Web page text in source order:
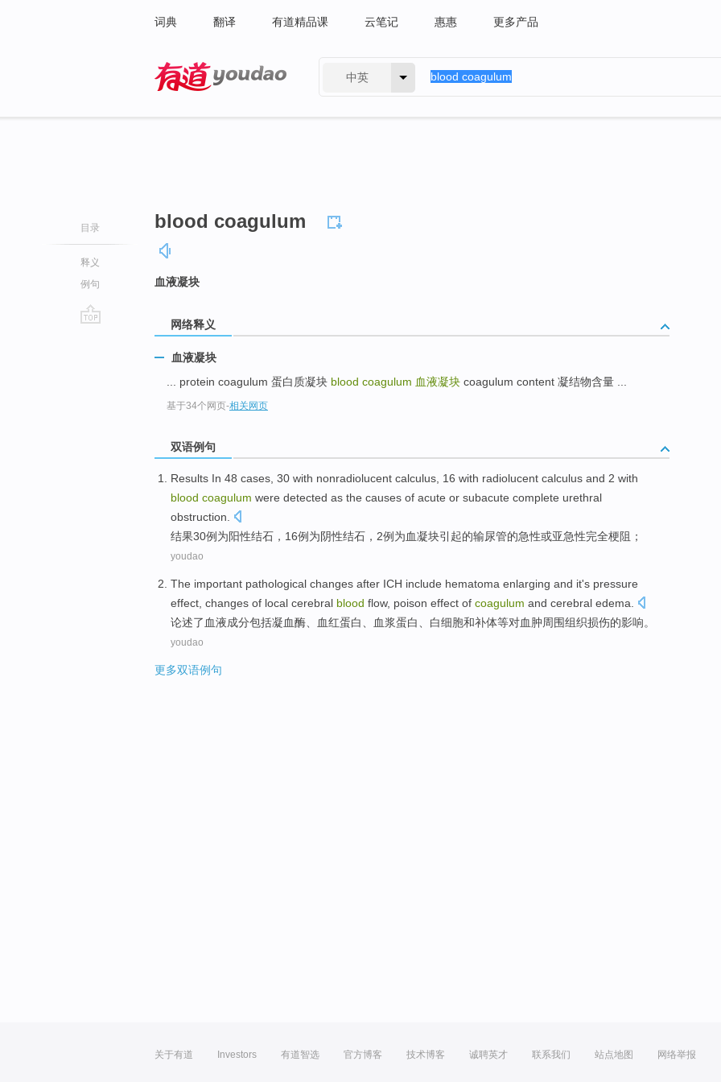
词典 翻译 有道精品课 云笔记 惠惠 更多产品
中英
目录
释义
例句
blood coagulum
血液凝块
网络释义
血液凝块
... protein coagulum 蛋白质凝块 blood coagulum 血液凝块 coagulum content 凝结物含量 ...
基于34个网页-相关网页
双语例句
Results In 48 cases, 30 with nonradiolucent calculus, 16 with radiolucent calculus and 2 with
blood coagulum were detected as the causes of acute or subacute complete urethral
obstruction.
结果30例为阳性结石 ， 16例 为阴性结石， 2例为血凝块引起的输尿管的急性或亚急性完全梗阻；
youdao
The important pathological changes after ICH include hematoma enlarging and it's pressure
effect changes of local cerebral blood flow, poison effect of coagulum and cerebral edema.
论述了 血液成分包括凝血酶、血红蛋白、 血浆蛋白、 白细胞和补体等对血肿周围组织损伤的影响。
youdao
更多双语例句
关于有道 Investors 有道智选 官方博客 技术博客 诚聘英才 联系我们 站点地图 网络举报